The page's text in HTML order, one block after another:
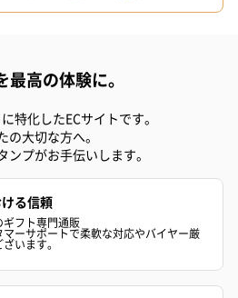
最高の体験に。
特化したECサイトです。
の大切な方へ。
ンプがお手伝いします。
る信頼
ギフト専門通販
ーサポートで柔軟な対応やバイヤー厳
います。